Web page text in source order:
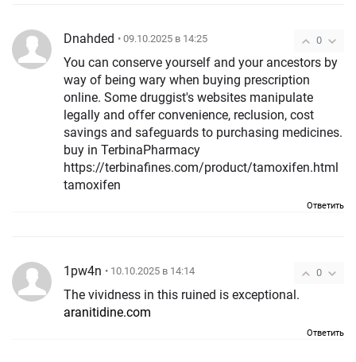
0
Dnahded • 09.10.2025 в 14:25
You can conserve yourself and your ancestors by
way of being wary when buying prescription
online. Some druggist's websites manipulate
legally and offer convenience, reclusion, cost
savings and safeguards to purchasing medicines.
buy in TerbinaPharmacy
https://terbinafines.com/product/tamoxifen.html
tamoxifen
Ответить
0
1pw4n • 10.10.2025 в 14:14
The vividness in this ruined is exceptional.
aranitidine.com
Ответить